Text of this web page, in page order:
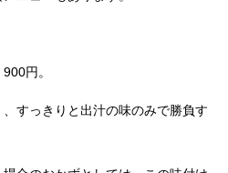
円。
すっきりと出汁の味のみで勝負す